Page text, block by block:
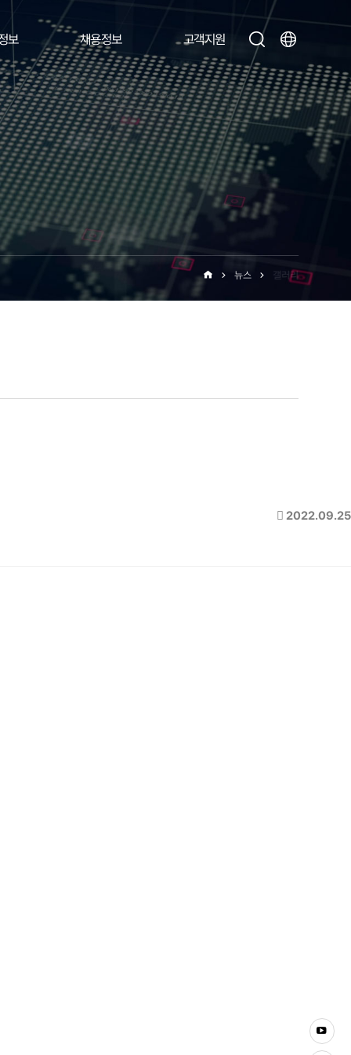
보 채용정보 고객지원
뉴스 갤러리
2022.09.25